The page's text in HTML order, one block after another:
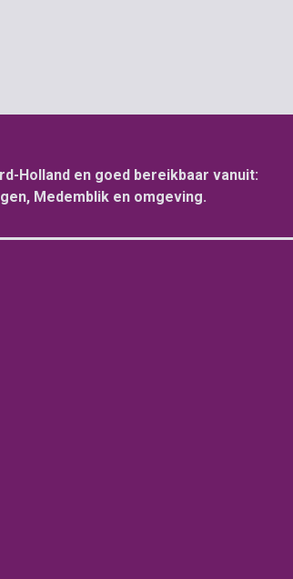
Holland en goed bereikbaar vanuit:
Medemblik en omgeving.